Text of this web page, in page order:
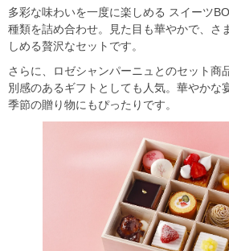
多彩な味わいを一度に楽しめる スイーツ
種類を詰め合わせ。見た目も華やかで、さ
しめる贅沢なセットです。
さらに、ロゼシャンパーニュとのセット商
別感のあるギフトとしても人気。華やかな
季節の贈り物にもぴったりです。